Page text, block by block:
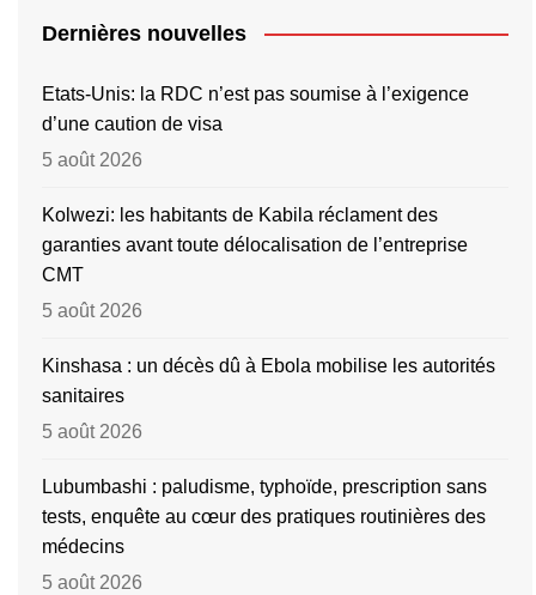
Dernières nouvelles
Etats-Unis: la RDC n’est pas soumise à l’exigence
d’une caution de visa
5 août 2026
Kolwezi: les habitants de Kabila réclament des
garanties avant toute délocalisation de l’entreprise
CMT
5 août 2026
Kinshasa : un décès dû à Ebola mobilise les autorités
sanitaires
5 août 2026
Lubumbashi : paludisme, typhoïde, prescription sans
tests, enquête au cœur des pratiques routinières des
médecins
5 août 2026